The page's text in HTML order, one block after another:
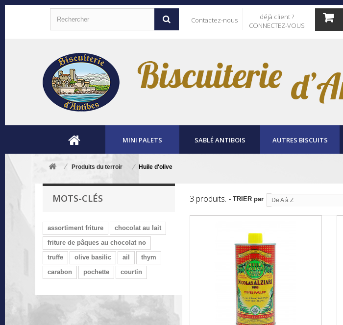
Contactez-nous
déjà client ?
CONNECTEZ-VOUS
MINI PALETS SABLÉ ANTIBOIS AUTRES BISCUITS
Produits du terroir Huile d'olive
MOTS-CLÉS
assortiment friture
chocolat au lait
friture de pâques au chocolat no
truffe
olive basilic ail
thym
carabon
pochette courtin
3 produits. - TRIER par De A à Z